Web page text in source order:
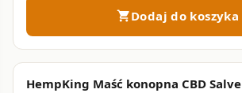
shopping_cartDodaj do koszyka
HempKing Maść konopna CBD Salve